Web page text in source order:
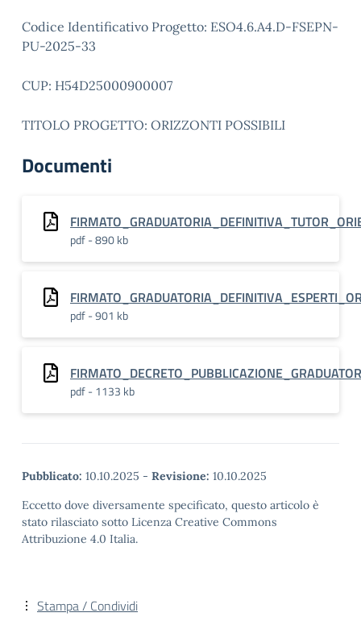
Codice Identificativo Progetto: ESO4.6.A4.D-FSEPN-
PU-2025-33
CUP: H54D25000900007
TITOLO PROGETTO: ORIZZONTI POSSIBILI
Documenti
pdf - 890 kb
pdf - 901 kb
pdf - 1133 kb
Pubblicato: 10.10.2025 - Revisione: 10.10.2025
Eccetto dove diversamente specificato, questo articolo è
stato rilasciato sotto Licenza Creative Commons
Attribuzione 4.0 Italia.
Stampa / Condividi